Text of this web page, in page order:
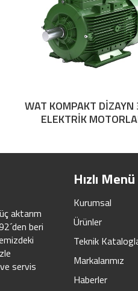
WAT KOMPAKT
ELEKTRİK
aktarım
beri
servis
Hızlı Menü
Kurumsal
Ürünler
Teknik
Markalarımız
Haberler